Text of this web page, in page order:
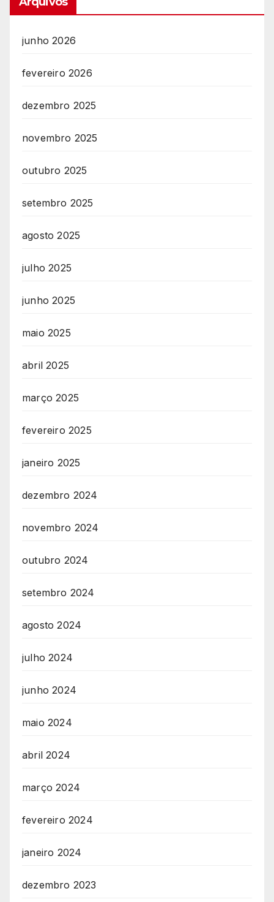
junho 2026
fevereiro 2026
dezembro 2025
novembro 2025
outubro 2025
setembro 2025
agosto 2025
julho 2025
junho 2025
maio 2025
abril 2025
março 2025
fevereiro 2025
janeiro 2025
dezembro 2024
novembro 2024
outubro 2024
setembro 2024
agosto 2024
julho 2024
junho 2024
maio 2024
abril 2024
março 2024
fevereiro 2024
janeiro 2024
dezembro 2023